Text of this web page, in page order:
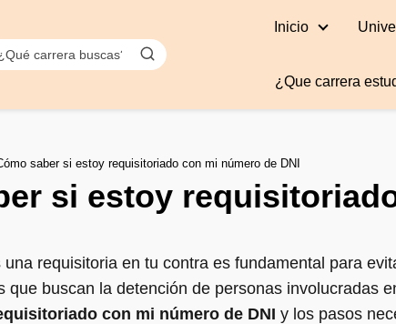
Inicio
¿Que carrera
saber si estoy requisitoriado con mi número de DNI
si estoy
una requisitoria en tu contra es fundamental para
que buscan la detención de personas involucradas
con mi número de DNI y los pasos